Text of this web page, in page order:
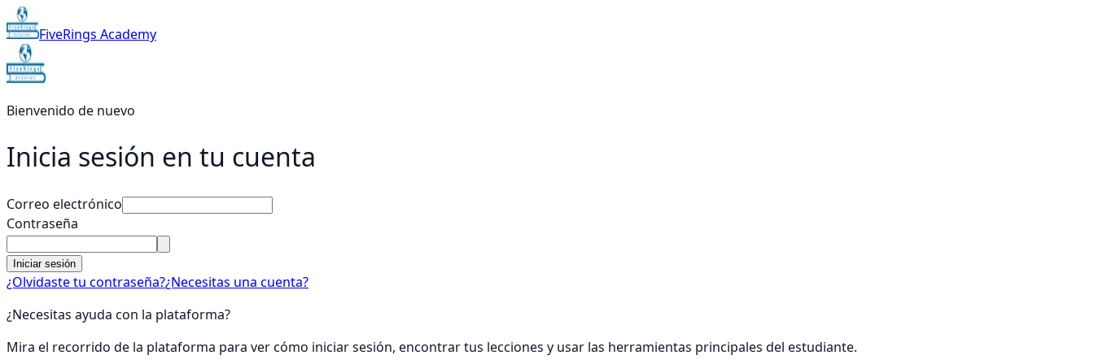
FiveRings Academy
Bienvenido de nuevo
Inicia sesión en tu cuenta
Correo electrónico
Contraseña
Iniciar sesión
¿Olvidaste tu contraseña?¿Necesitas una cuenta?
¿Necesitas ayuda con la plataforma?
Mira el recorrido de la plataforma para ver cómo iniciar sesión, encontrar tus lecciones y usar las herramientas principales del estudiante.